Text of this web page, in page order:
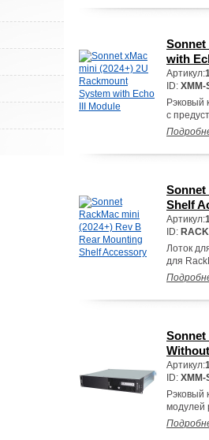
Sonnet
with
Артикул:
ID: XMM-
Рэковый
с
Sonnet
Shelf
Артикул:
ID:
Лоток
для
Sonnet
Артикул:
ID: XMM-
Рэковый
модулей